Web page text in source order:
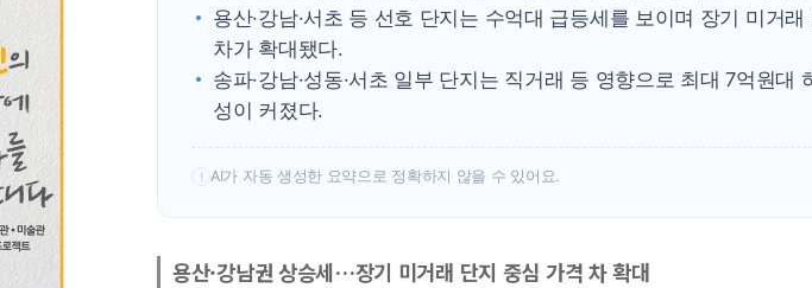
용산·강남·서초 등 선호 단지는 수억대 급등세를 보이며 장기 미거
차가 확대됐다.
송파·강남·성동·서초 일부 단지는 직거래 등 영향으로 최대 7억원대
성이 커졌다.
! AI가 자동 생성한 요약으로 정확하지 않을 수 있어요.
용산·강남권 상승세…장기 미거래 단지 중심 가격 차 확대